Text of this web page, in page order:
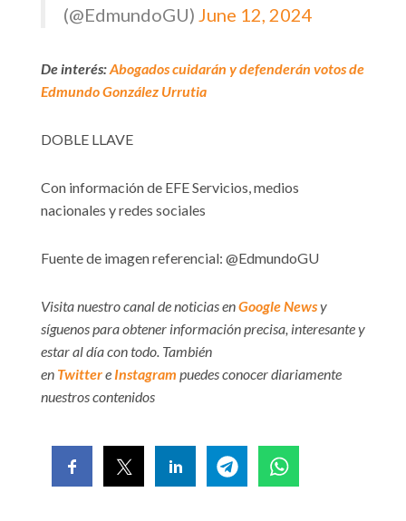
(@EdmundoGU) June 12, 2024
De interés:Abogados cuidarán y defenderán votos de
Edmundo González Urrutia
DOBLE LLAVE
Con información de EFE Servicios, medios
nacionales y redes sociales
Fuente de imagen referencial: @EdmundoGU
Visita nuestro canal de noticias enGoogle Newsy
síguenos para obtener información precisa, interesante y
estar al día con todo. También
en Twittere Instagram puedes conocer diariamente
nuestros contenidos